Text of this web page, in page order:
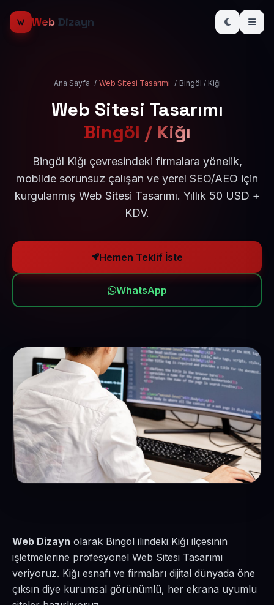
Web Dizayn
Ana Sayfa / Web Sitesi Tasarımı / Bingöl / Kiğı
Web Sitesi Tasarımı
Bingöl / Kiğı
Bingöl Kiğı çevresindeki firmalara yönelik,
mobilde sorunsuz çalışan ve yerel SEO/AEO için
kurgulanmış Web Sitesi Tasarımı. Yıllık 50 USD +
KDV.
Hemen Teklif İste
WhatsApp
Web Dizayn olarak Bingöl ilindeki Kiğı ilçesinin
işletmelerine profesyonel Web Sitesi Tasarımı
veriyoruz. Kiğı esnafı ve firmaları dijital dünyada öne
çıksın diye kurumsal görünümlü, her ekrana uyumlu